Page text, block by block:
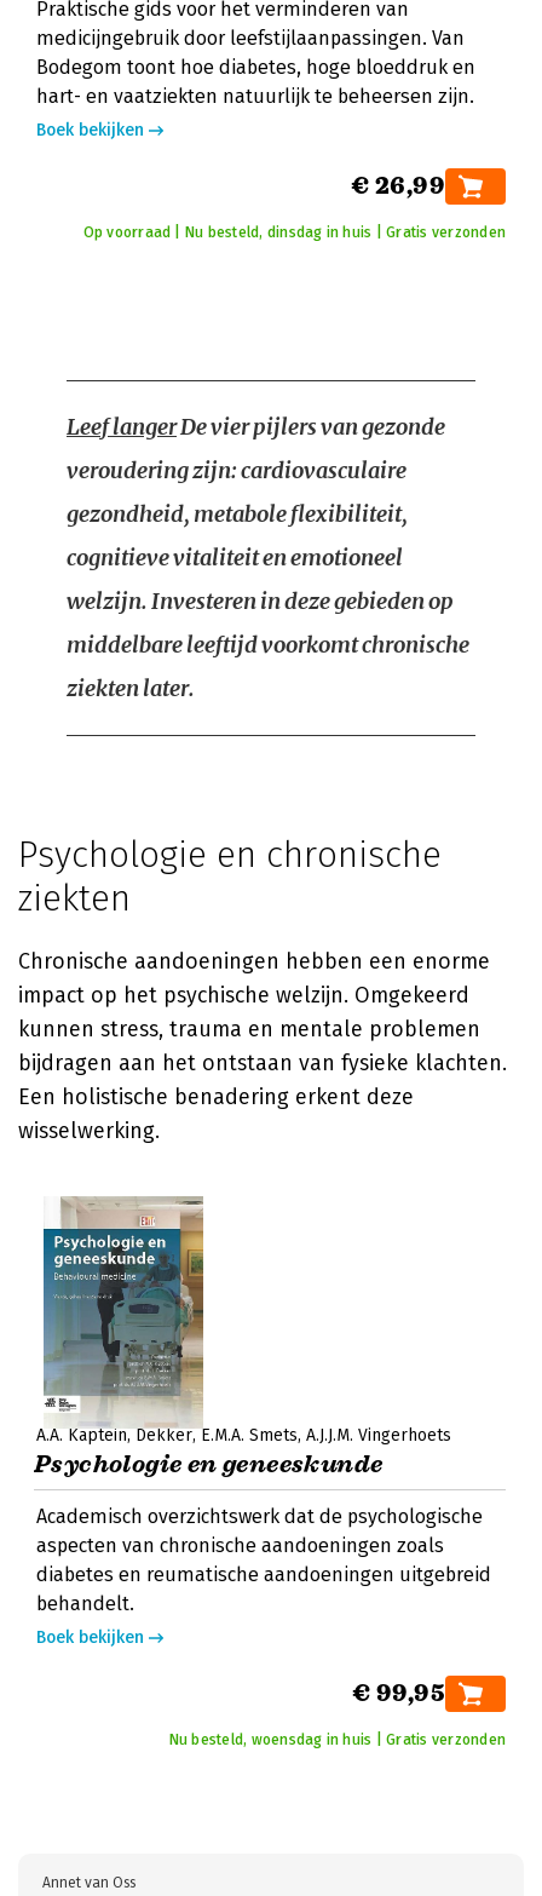
Praktische gids voor het verminderen van
medicijngebruik door leefstijlaanpassingen. Van
Bodegom toont hoe diabetes, hoge bloeddruk en
hart- en vaatziekten natuurlijk te beheersen zijn.
Boek bekijken
€ 26,99
Op voorraad | Nu besteld, dinsdag in huis | Gratis verzonden
Leef langerDe vier pijlers van gezonde
veroudering zijn: cardiovasculaire
gezondheid, metabole flexibiliteit,
cognitieve vitaliteit en emotioneel
welzijn. Investeren in deze gebieden op
middelbare leeftijd voorkomt chronische
ziekten later.
Psychologie en chronische
ziekten
Chronische aandoeningen hebben een enorme
impact op het psychische welzijn. Omgekeerd
kunnen stress, trauma en mentale problemen
bijdragen aan het ontstaan van fysieke klachten.
Een holistische benadering erkent deze
wisselwerking.
A.A. Kaptein Dekker E.M.A. Smets A.J.J.M. Vingerhoets
Psychologie en geneeskunde
Academisch overzichtswerk dat de psychologische
aspecten van chronische aandoeningen zoals
diabetes en reumatische aandoeningen uitgebreid
behandelt.
Boek bekijken
€ 99,95
Nu besteld, woensdag in huis | Gratis verzonden
Annet van Oss